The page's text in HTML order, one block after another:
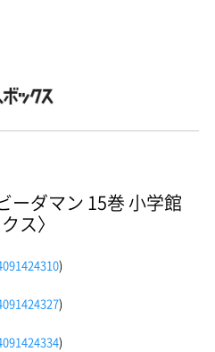
ーダマン 15巻 小学館
ス〉
)
)
)